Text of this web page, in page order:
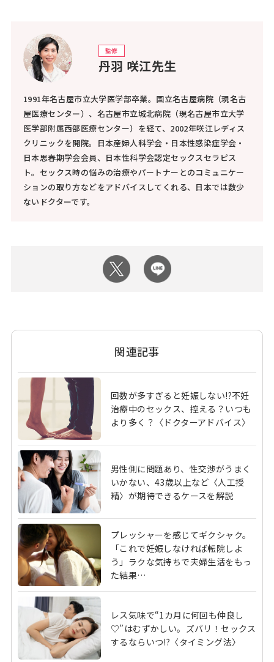
監修
丹羽 咲江先生
1991年名古屋市立大学医学部卒業。国立名古屋病院（現名古
屋医療センター）、名古屋市立城北病院（現名古屋市立大学
医学部附属西部医療センター）を経て、2002年咲江レディス
クリニックを開院。日本産婦人科学会・日本性感染症学会・
日本思春期学会会員、日本性科学会認定セックスセラピス
ト。セックス時の悩みの治療やパートナーとのコミュニケー
ションの取り方などをアドバイスしてくれる、日本では数少
ないドクターです。
関連記事
回数が多すぎると妊娠しない!?不妊
治療中のセックス、控える？いつも
より多く？〈ドクターアドバイス〉
男性側に問題あり、性交渉がうまく
いかない、43歳以上など〈人工授
精〉が期待できるケースを解説
プレッシャーを感じてギクシャク。
「これで妊娠しなければ転院しよ
う」ラクな気持ちで夫婦生活をもっ
た結果…
レス気味で“1カ月に何回も仲良し
♡”はむずかしい。ズバリ！セックス
するならいつ!?〈タイミング法〉